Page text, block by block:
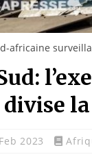
africaine
divise
2023